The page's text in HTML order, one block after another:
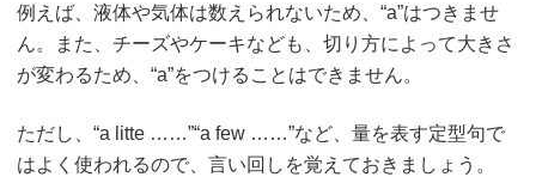
例えば、液体や気体は数えられないため、“a”はつきませ
ん。また、チーズやケーキなども、切り方によって大きさ
が変わるため、“a”をつけることはできません。
ただし、“a litte ……”“a few ……”など、量を表す定型句で
はよく使われるので、言い回しを覚えておきましょう。